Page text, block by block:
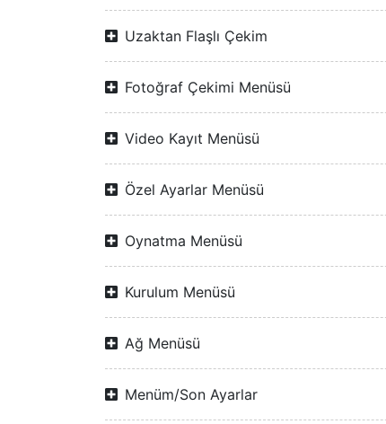
Uzaktan Flaşlı Çekim
Fotoğraf Çekimi Menüsü
Video Kayıt Menüsü
Özel Ayarlar Menüsü
Oynatma Menüsü
Kurulum Menüsü
Ağ Menüsü
Menüm/Son Ayarlar